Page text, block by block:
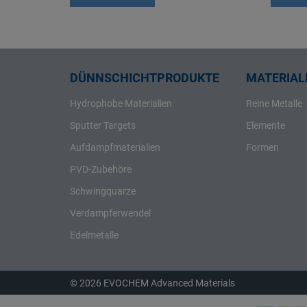
Rhenium
Rubidium
Ruthenium
Schwefel
Selen
Silber
Silicium
Strontium
Tantal
Terbium
Thallium
DÜNNSCHICHTPRODUKTE
Hydrophobe Materialien
Sputter Targets
Aufdampfmaterialien
PVD-Zubehöre
Schwingquarze
Verdampferwendel
Edelmetalle
Reine Metalle
Elemente
Formen
© 2026 EVOCHEM Advanced Materials